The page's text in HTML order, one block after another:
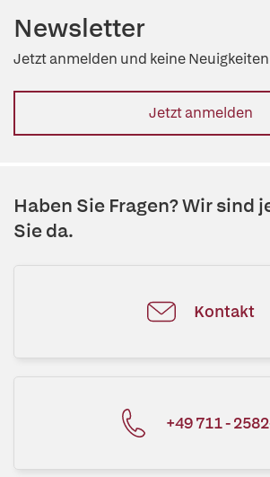
Newsletter
Jetzt anmelden und keine
Jetzt anmelden
Haben Sie Fragen? Wir sind
Sie da.
Kontakt
+49 711 -